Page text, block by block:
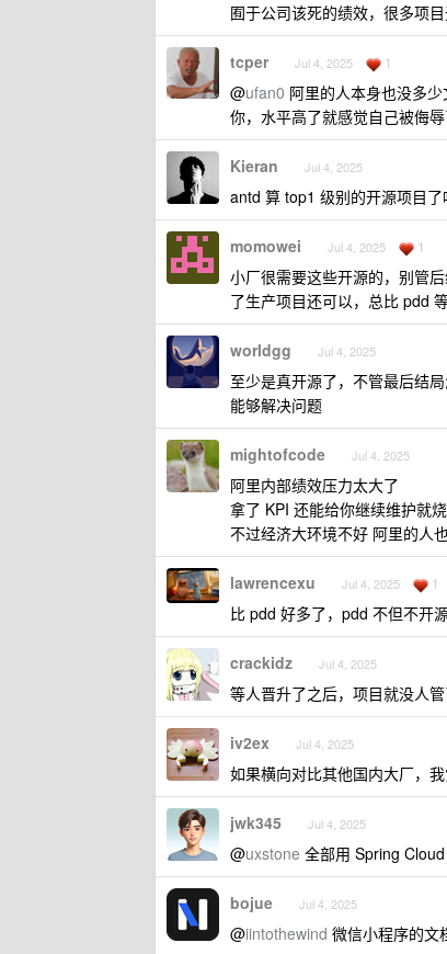
囿于公司该死的绩效，很多项目
tcper Jul 4, 2025 1
@ufan0 阿里的人本身也没多
你，水平高了就感觉自己被侮
Kieran Jul 4, 2025
antd 算 top1 级别的开源项目
momowei Jul 4, 2025 1
小厂很需要这些开源的，别管
了生产项目还可以，总比 pdd
worldgg Jul 4, 2025
至少是真开源了，不管最后结
能够解决问题
mightofcode Jul 4, 2025
阿里内部绩效压力太大了
拿了 KPI 还能给你继续维护就
不过经济大环境不好 阿里的人
lawrencexu Jul 4, 2025 1
比 pdd 好多了，pdd 不但不开
crackidz Jul 4, 2025
等人晋升了之后，项目就没人
iv2ex Jul 4, 2025
如果横向对比其他国内大厂，
jwk345 Jul 4, 2025
@uxstone 全部用 Spring
bojue Jul 4, 2025
@iintothewind 微信小程序的文